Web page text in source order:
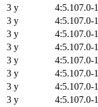
3 y
4:5.107.0-1
3 y
4:5.107.0-1
3 y
4:5.107.0-1
3 y
4:5.107.0-1
3 y
4:5.107.0-1
3 y
4:5.107.0-1
3 y
4:5.107.0-1
3 y
4:5.107.0-1